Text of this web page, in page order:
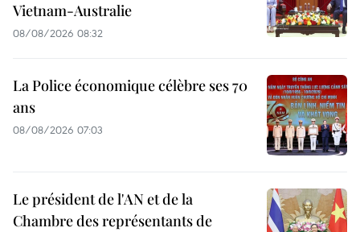
Vietnam-Australie
08/08/2026 08:32
La Police économique célèbre ses 70
ans
08/08/2026 07:03
Le président de l'AN et de la
Chambre des représentants de